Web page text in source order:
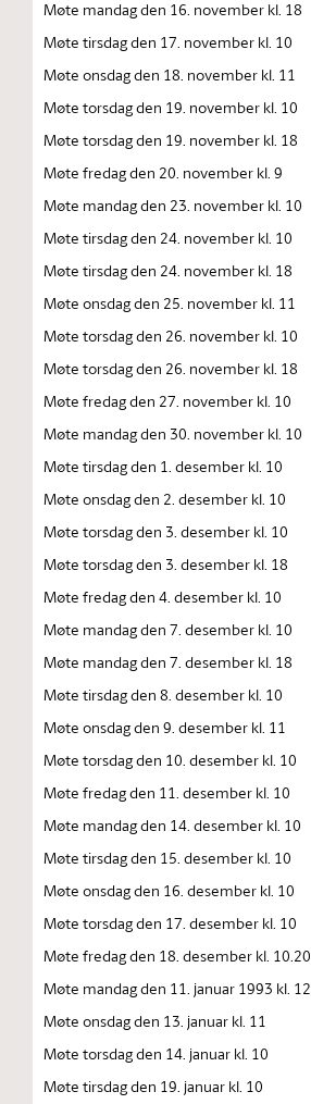
Møte mandag den 16. november kl. 18
Møte tirsdag den 17. november kl. 10
Møte onsdag den 18. november kl. 11
Møte torsdag den 19. november kl. 10
Møte torsdag den 19. november kl. 18
Møte fredag den 20. november kl. 9
Møte mandag den 23. november kl. 10
Møte tirsdag den 24. november kl. 10
Møte tirsdag den 24. november kl. 18
Møte onsdag den 25. november kl. 11
Møte torsdag den 26. november kl. 10
Møte torsdag den 26. november kl. 18
Møte fredag den 27. november kl. 10
Møte mandag den 30. november kl. 10
Møte tirsdag den 1. desember kl. 10
Møte onsdag den 2. desember kl. 10
Møte torsdag den 3. desember kl. 10
Møte torsdag den 3. desember kl. 18
Møte fredag den 4. desember kl. 10
Møte mandag den 7. desember kl. 10
Møte mandag den 7. desember kl. 18
Møte tirsdag den 8. desember kl. 10
Møte onsdag den 9. desember kl. 11
Møte torsdag den 10. desember kl. 10
Møte fredag den 11. desember kl. 10
Møte mandag den 14. desember kl. 10
Møte tirsdag den 15. desember kl. 10
Møte onsdag den 16. desember kl. 10
Møte torsdag den 17. desember kl. 10
Møte fredag den 18. desember kl. 10.20
Møte mandag den 11. januar 1993 kl. 12
Møte onsdag den 13. januar kl. 11
Møte torsdag den 14. januar kl. 10
Møte tirsdag den 19. januar kl. 10